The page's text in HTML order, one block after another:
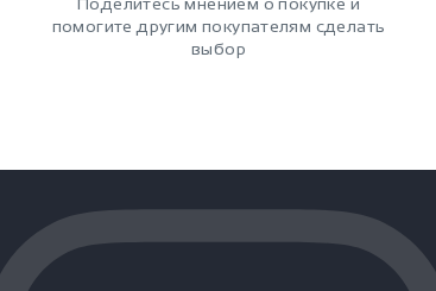
Поделитесь мнением о покупке и
помогите другим покупателям сделать
выбор